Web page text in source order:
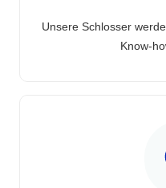
Unsere Schlosser
Know-